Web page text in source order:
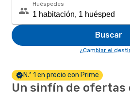
Huéspedes
Buscar
¿Cambiar el
N.º 1 en precio con Prime
Un sinfín de ofertas